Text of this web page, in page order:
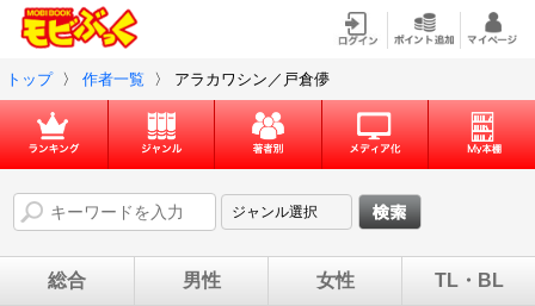
トップ 〉 作者一覧 〉 アラカワシン／戸倉儚
総合 男性 女性 TL・BL